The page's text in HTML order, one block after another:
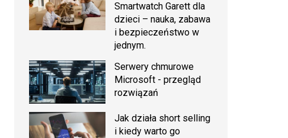
Smartwatch Garett dla
dzieci – nauka, zabawa
i bezpieczeństwo w
jednym.
Serwery chmurowe
Microsoft - przegląd
rozwiązań
Jak działa short selling
i kiedy warto go